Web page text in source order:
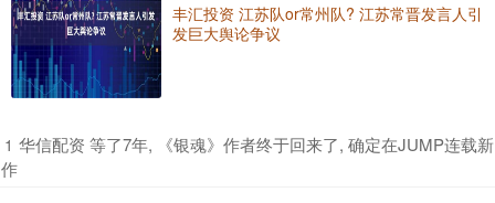
丰汇投资 江苏队or常州队? 江苏常晋发言人引
发巨大舆论争议
1 ​华信配资 等了7年, 《银魂》作者终于回来了, 确定在JUMP连载新
作